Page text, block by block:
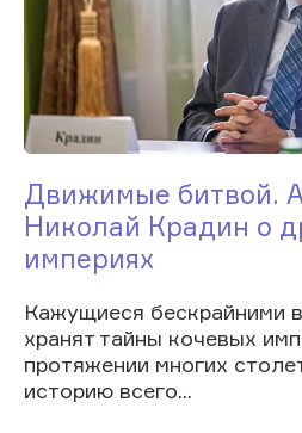
Движимые битвой.
Николай Крадин о
империях
Кажущиеся бескрайними
хранят тайны кочевых
протяжении многих
историю всего...